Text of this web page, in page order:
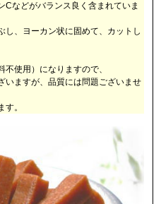
などがバランス良く含まれていま
、ヨーカン状に固めて、カットし
使用）になりますので、
ますが、品質には問題ございませ
。